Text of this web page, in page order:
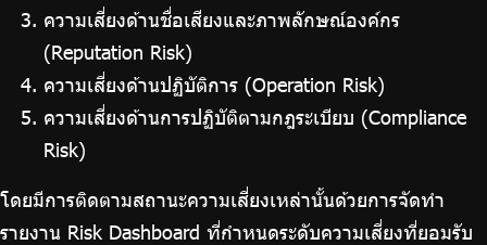
ความเสี่ยงด้านชื่อเสียงและภาพลักษณ์องค์กร
(Reputation Risk)
ความเสี่ยงด้านปฏิบัติการ (Operation Risk)
ความเสี่ยงด้านการปฏิบัติตามกฎระเบียบ (Compliance
Risk)
โดยมีการติดตามสถานะความเสี่ยงเหล่านั้นด้วยการจัดทำ
รายงาน Risk Dashboard ที่กำหนดระดับความเสี่ยงที่ยอมรับ